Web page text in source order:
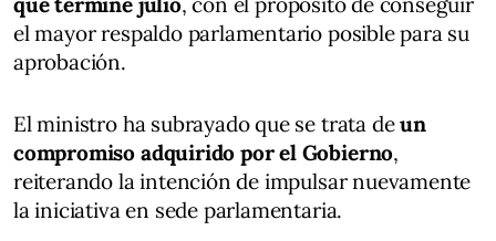
el mayor respaldo parlamentario posible para su
aprobación.
El ministro ha subrayado que se trata deun
compromiso adquirido por el Gobierno,
reiterando la intención de impulsar nuevamente
la iniciativa en sede parlamentaria.